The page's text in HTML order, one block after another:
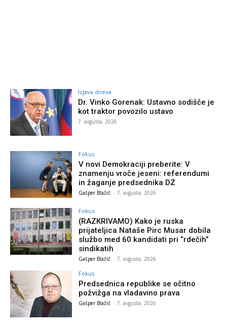
Izjava dneva
Dr. Vinko Gorenak: Ustavno sodišče je
kot traktor povozilo ustavo
7. avgusta, 2026
Fokus
V novi Demokraciji preberite: V
znamenju vroče jeseni: referendumi
in žaganje predsednika DZ
Gašper Blažič - 7. avgusta, 2026
Fokus
(RAZKRIVAMO) Kako je ruska
prijateljica Nataše Pirc Musar dobila
službo med 60 kandidati pri “rdečih”
sindikatih
Gašper Blažič - 7. avgusta, 2026
Fokus
Predsednica republike se očitno
požvižga na vladavino prava
Gašper Blažič - 7. avgusta, 2026